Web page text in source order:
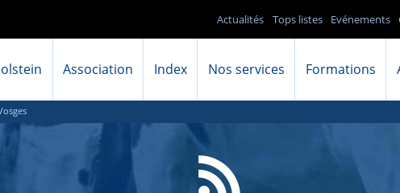
Evénements
Tops listes
Actualités
Association Index Nos services Formations